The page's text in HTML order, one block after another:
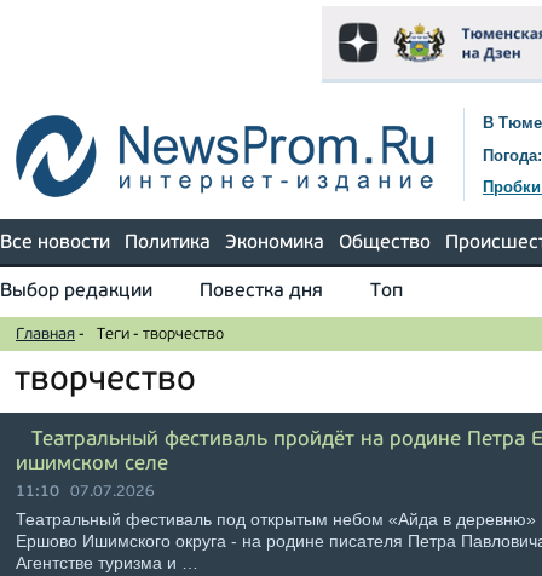
В
Погода:
Все новости Политика Экономика Общество
Выбор редакции Повестка дня Топ
Главная - Теги - творчество
творчество
Театральный фестиваль пройдёт на родине Петра
ишимском селе
11:10 07.07.2026
Театральный фестиваль под открытым небом «Айда в
Ершово Ишимского округа - на родине писателя Петра
Агентстве туризма и …